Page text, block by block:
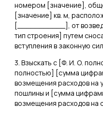
номером [значение],
[значение] кв. м,
[
], от
тип строения] путем
вступления в законную
3. Взыскать с [Ф. И. О.
полностью] [сумма
возмещения расходов на
пошлины и [сумма
возмещения расходов на